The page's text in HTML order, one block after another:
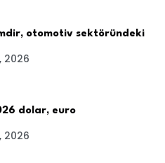
otomotiv sektöründeki
2026
dolar, euro
2026